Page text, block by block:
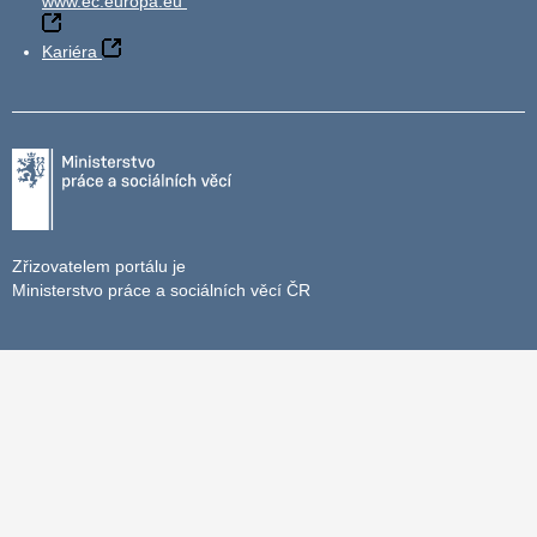
Kariéra
Zřizovatelem portálu je
Ministerstvo práce a sociálních věcí ČR